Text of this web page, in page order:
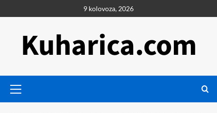
to
9 kolovoza, 2026
Kuharica.com
Menu